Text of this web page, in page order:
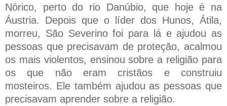
Nórico, perto do rio Danúbio, que hoje é na
Áustria. Depois que o líder dos Hunos, Átila,
morreu, São Severino foi para lá e ajudou as
pessoas que precisavam de proteção, acalmou
os mais violentos, ensinou sobre a religião para
os que não eram cristãos e construiu
mosteiros. Ele também ajudou as pessoas que
precisavam aprender sobre a religião.